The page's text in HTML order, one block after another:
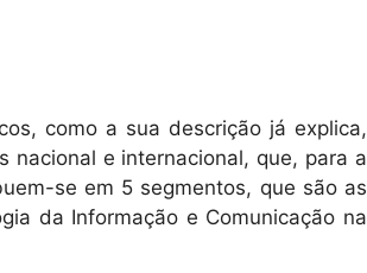
como a sua descrição já explica,
nacional e internacional, que, para a
se em 5 segmentos, que são as
da Informação e Comunicação na